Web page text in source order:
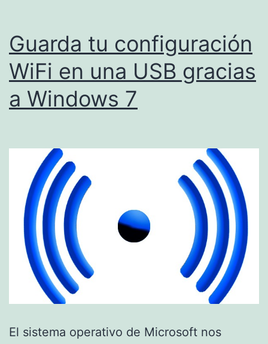
Guarda tu configuración
WiFi en una USB gracias
a Windows 7
El sistema operativo de Microsoft nos